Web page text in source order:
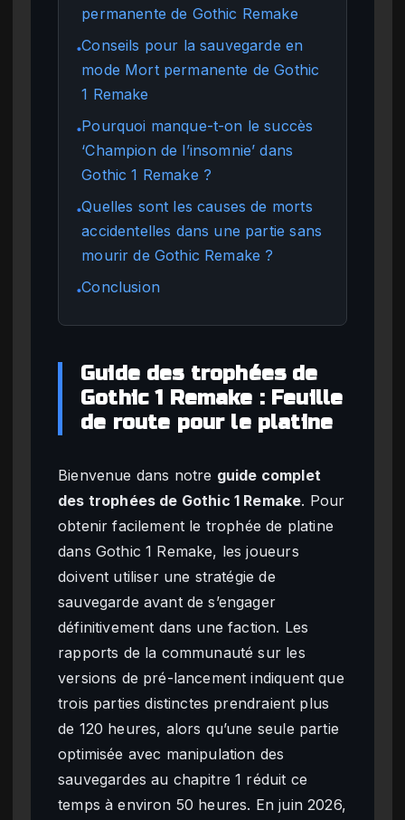
permanente de Gothic Remake
●Conseils pour la sauvegarde en
mode Mort permanente de Gothic
1 Remake
●Pourquoi manque-t-on le succès
‘Champion de l’insomnie’ dans
Gothic 1 Remake ?
●Quelles sont les causes de morts
accidentelles dans une partie sans
mourir de Gothic Remake ?
●Conclusion
Guide des trophées de
Gothic 1 Remake : Feuille
de route pour le platine
Bienvenue dans notre guide complet
des trophées de Gothic 1 Remake. Pour
obtenir facilement le trophée de platine
dans Gothic 1 Remake, les joueurs
doivent utiliser une stratégie de
sauvegarde avant de s’engager
définitivement dans une faction. Les
rapports de la communauté sur les
versions de pré-lancement indiquent que
trois parties distinctes prendraient plus
de 120 heures, alors qu’une seule partie
optimisée avec manipulation des
sauvegardes au chapitre 1 réduit ce
temps à environ 50 heures. En juin 2026,